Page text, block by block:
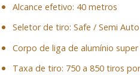
Alcance efetivo: 40 metros
Seletor de tiro: Safe / Semi
Corpo de liga de alumínio
Taxa de tiro: 750 a 850 tiros